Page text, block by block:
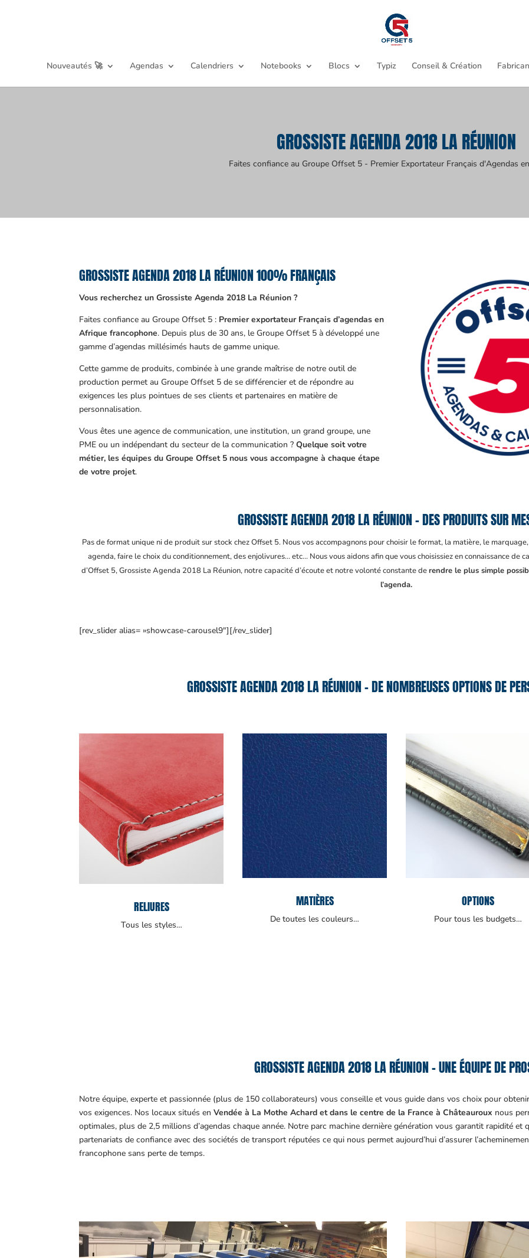
Nouveautés 🚀 Agendas Calendriers Notebooks Blocs Typiz Conseil & Création
GROSSISTE AGENDA 2018 LA RÉUNION
Faites confiance au Groupe Offset 5 - Premier Exportateur Français d'Agendas
GROSSISTE AGENDA 2018 LA RÉUNION 100% FRANÇAIS
Vous recherchez un Grossiste Agenda 2018 La Réunion ?
Faites confiance au Groupe Offset 5 : Premier exportateur Français d’agendas en
Afrique francophone. Depuis plus de 30 ans, le Groupe Offset 5 à développé une
gamme d’agendas millésimés hauts de gamme unique.
Cette gamme de produits, combinée à une grande maîtrise de notre outil de
production permet au Groupe Offset 5 de se différencier et de répondre au
exigences les plus pointues de ses clients et partenaires en matière de
personnalisation.
Vous êtes une agence de communication, une institution, un grand groupe, une
PME ou un indépendant du secteur de la communication ?Quelque soit votre
métier, les équipes du Groupe Offset 5 nous vous accompagne à chaque étape
de votre projet.
GROSSISTE AGENDA 2018 LA RÉUNION – DES PRODUITS SUR
Pas de format unique ni de produit sur stock chez Offset 5. Nous vos accompagnons pour choisir le format, la matière, le
agenda, faire le choix du conditionnement, des enjolivures… etc… Nous vous aidons afin que vous choisissiez en connaissance
d’Offset 5, Grossiste Agenda 2018 La Réunion, notre capacité d’écoute et notre volonté constante derendre le plus simple
l’agenda.
[rev_slider alias= »showcase-carousel9″][/rev_slider]
GROSSISTE AGENDA 2018 LA RÉUNION – DE NOMBREUSES OPTIONS DE
RELIURES
Tous les styles…
MATIÈRES
De toutes les couleurs…
OPTIONS
Pour tous les budgets…
GROSSISTE AGENDA 2018 LA RÉUNION – UNE ÉQUIPE DE
Notre équipe, experte et passionnée (plus de 150 collaborateurs) vous conseille et vous guide dans vos choix pour
vos exigences. Nos locaux situés enVendée à La Mothe Achard et dans le centre de la France à Châteauroux nous
optimales, plus de 2,5 millions d’agendas chaque année. Notre parc machine dernière génération vous garantit rapidité
partenariats de confiance avec des sociétés de transport réputées ce qui nous permet aujourd’hui d’assurer
francophone sans perte de temps.